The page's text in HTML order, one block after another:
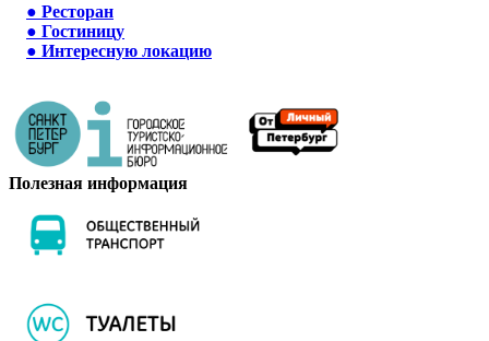
● Ресторан
● Гостиницу
● Интересную локацию
Полезная информация